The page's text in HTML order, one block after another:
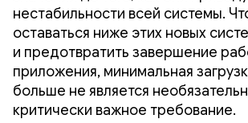
нестабильности всей системы.
оставаться ниже этих новых
и предотвратить завершение
приложения, минимальная
больше не является
критически важное требование.